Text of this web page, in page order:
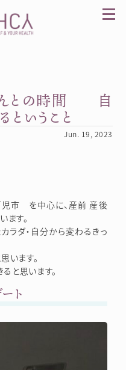
慣を変えて、心を前向きに。産
YUHCA（ユウカ）
との時間 自
ということ
Jun. 19, 2023
を中心に、産前 産後
ます。
ラダ・自分から変わるきっ
います。
と思います。
ト